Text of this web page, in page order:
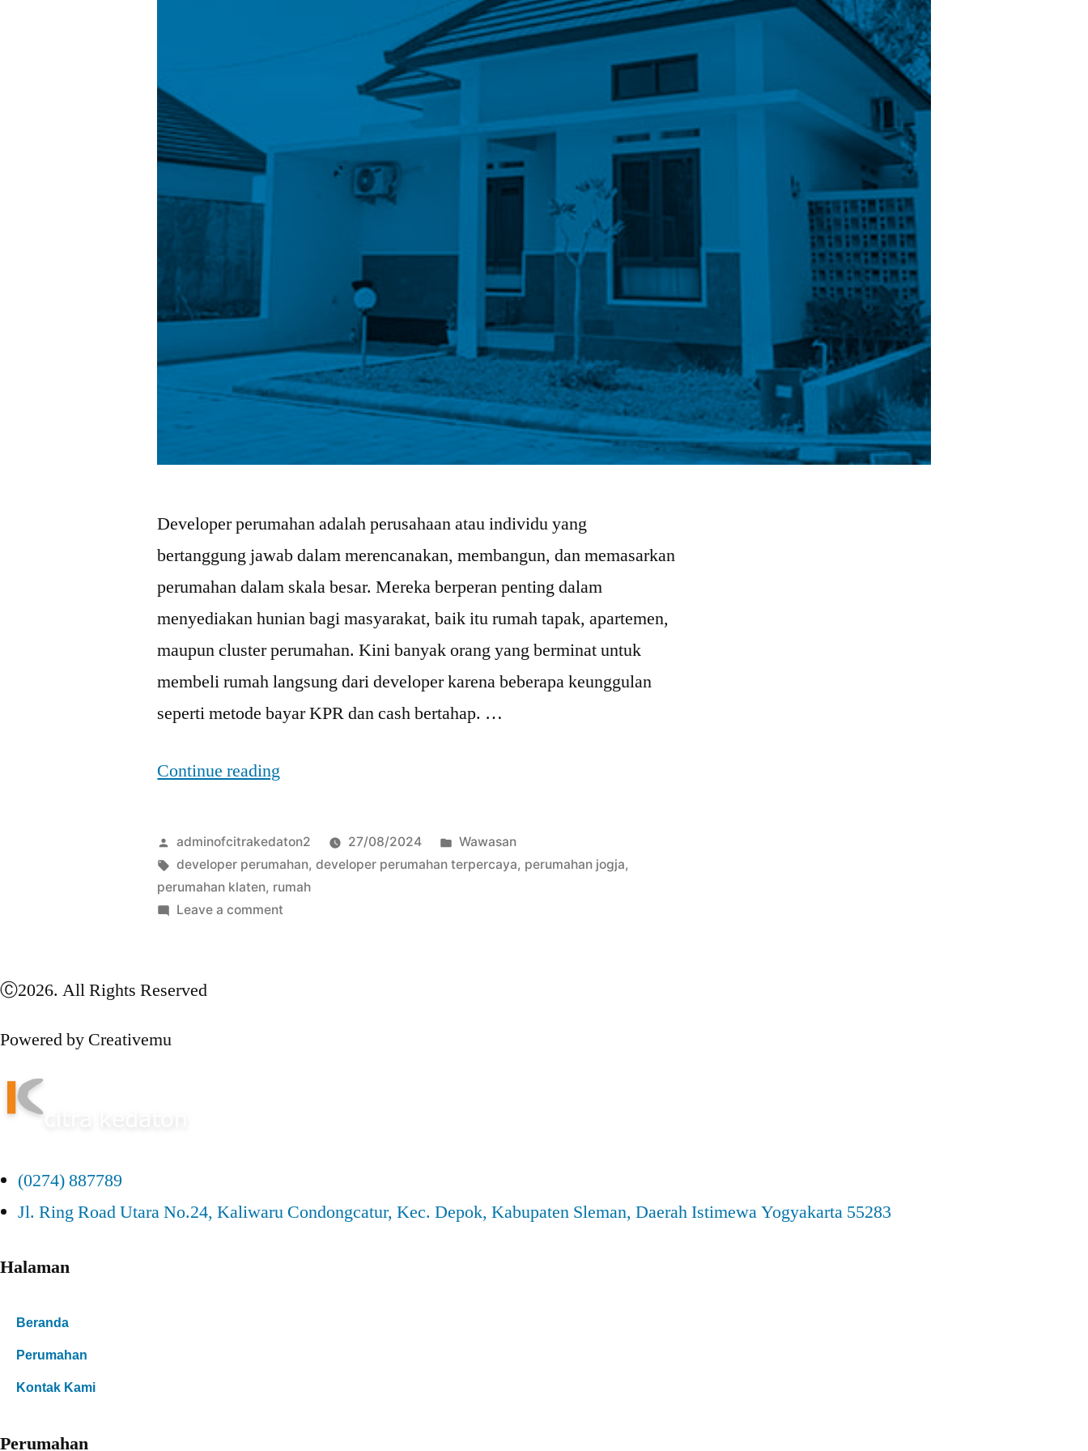
Developer perumahan adalah perusahaan atau individu yang
bertanggung jawab dalam merencanakan, membangun, dan memasarkan
perumahan dalam skala besar. Mereka berperan penting dalam
menyediakan hunian bagi masyarakat, baik itu rumah tapak, apartemen,
maupun cluster perumahan. Kini banyak orang yang berminat untuk
membeli rumah langsung dari developer karena beberapa keunggulan
seperti metode bayar KPR dan cash bertahap. …
Continue reading
adminofcitrakedaton2 27/08/2024
Wawasan
developer perumahan,developer perumahan terpercaya, perumahan jogja,
perumahan klaten, rumah
Leave a comment
Ⓒ2026. All Rights Reserved
Powered by Creativemu
(0274) 887789
Jl. Ring Road Utara No.24, Kaliwaru Condongcatur, Kec. Depok, Kabupaten Sleman, Daerah Istimewa Yogyakarta 55283
Halaman
Beranda
Perumahan
Kontak Kami
Perumahan